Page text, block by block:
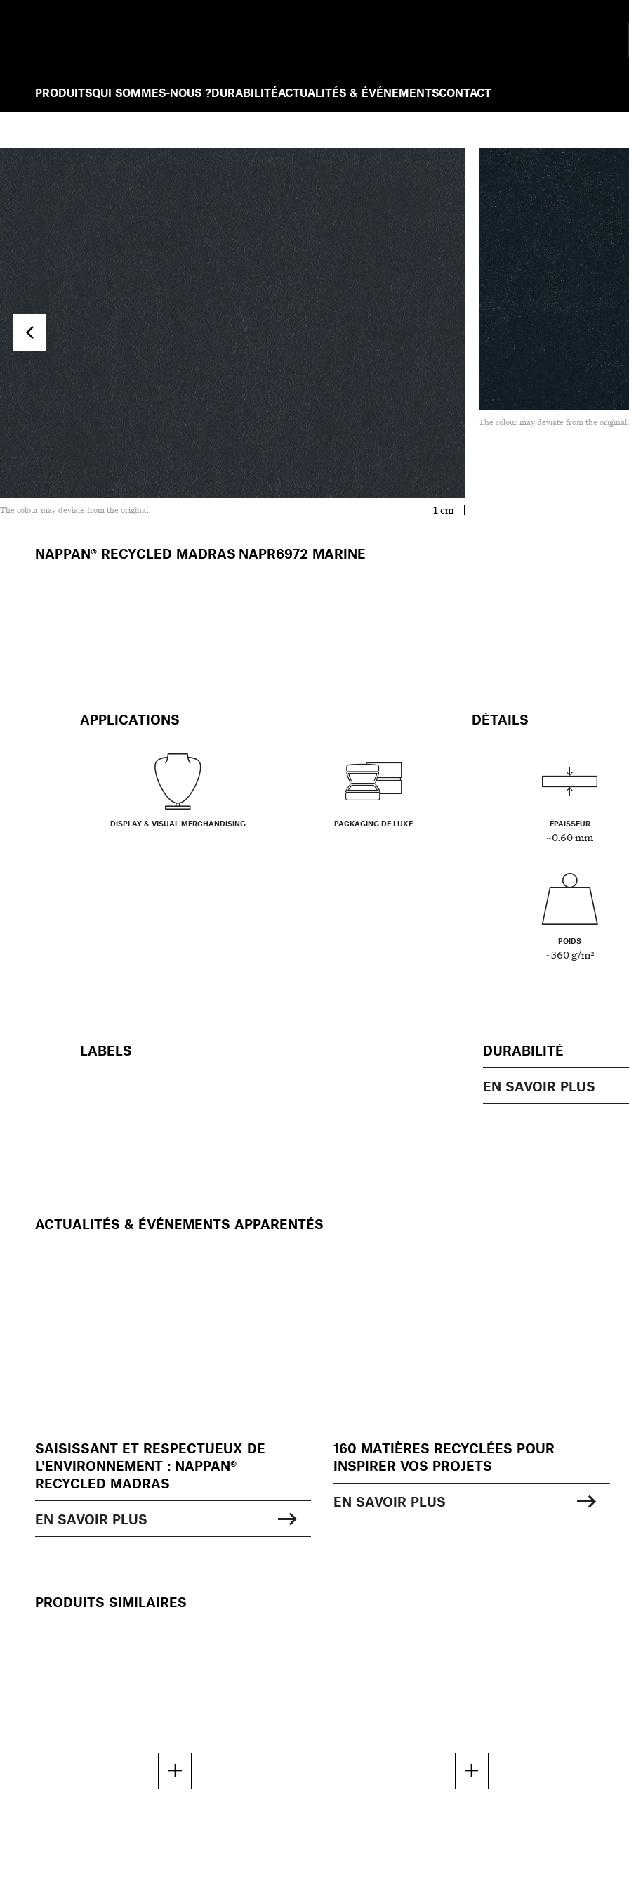
PRODUITSQUI SOMMES-NOUS ?DURABILITÉACTUALITÉS & ÉVÉNEMENTSCONTACT
The colour may deviate from the original. 1 cm
The colour may deviate from the original.
NAPPAN® RECYCLED MADRAS NAPR6972 MARINE
APPLICATIONS
DISPLAY & VISUAL MERCHANDISING PACKAGING DE LUXE
DÉTAILS
ÉPAISSEUR
~0.60 mm
POIDS
~360 g/m²
LABELS DURABILITÉ
EN SAVOIR PLUS
ACTUALITÉS & ÉVÉNEMENTS APPARENTÉS
SAISISSANT ET RESPECTUEUX DE
L'ENVIRONNEMENT : NAPPAN®
RECYCLED MADRAS
EN SAVOIR PLUS
160 MATIÈRES RECYCLÉES POUR
INSPIRER VOS PROJETS
EN SAVOIR PLUS
PRODUITS SIMILAIRES